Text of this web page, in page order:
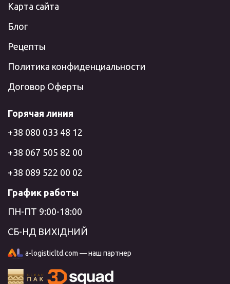
Карта сайта
Блог
Рецепты
Политика конфиденциальности
Договор Оферты
Горячая линия
+38 080 033 48 12
+38 067 505 82 00
+38 089 522 00 02
График работы
ПН-ПТ 9:00-18:00
СБ-НД ВИХІДНИЙ
a-logisticltd.com — наш партнер